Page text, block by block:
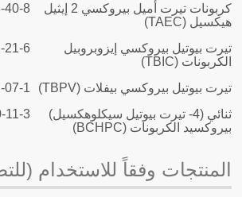
كربونات تيرت أميل بيروكسي 2 إيثيل
هيكسيل (TAEC)
40-8
تيرت بيوتيل بيروكسي إيزوبروبيل
الكربونات (TBIC)
21-6
تيرت بيوتيل بيروكسي بيفلات (TBPV)
07-1
ثنائي(
4- تيرت بيوتيل سيكلوهكسيل)
بيروكسيد الكربونات (BCHPC)
11-3
المنتجات وفقاً للاستخدام